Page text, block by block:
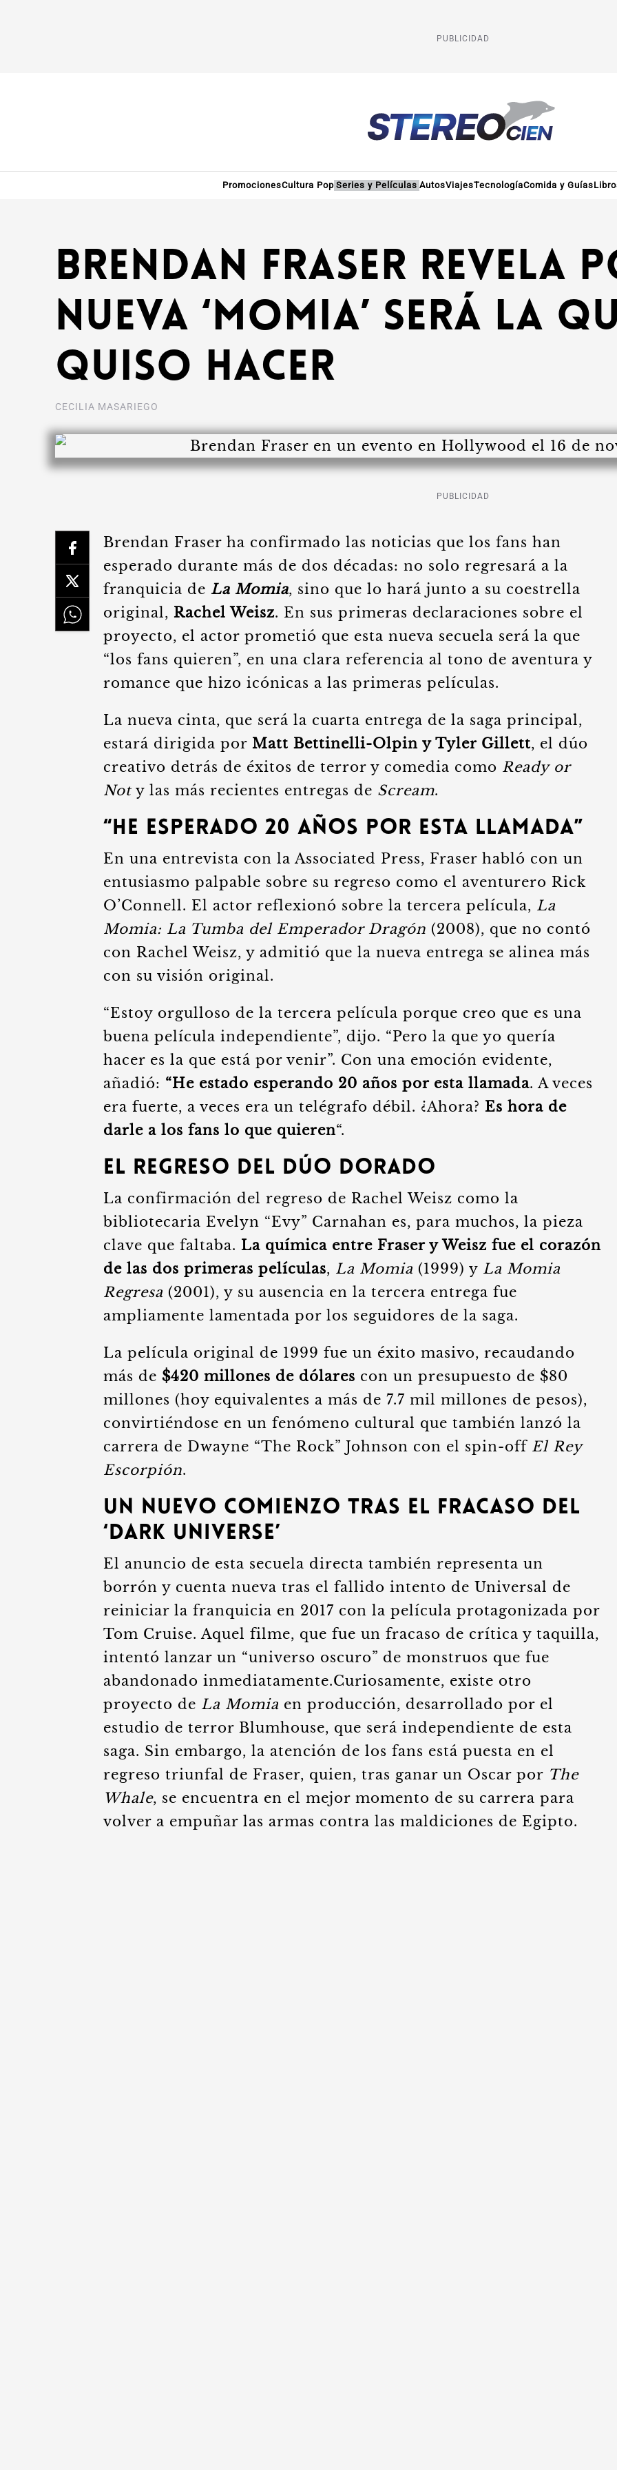
PUBLICIDAD
PromocionesCultura Pop Series y Películas AutosViajesTecnologíaComida y Guías
Brendan Fraser revela
nueva ‘Momia’ será la
quiso hacer
CECILIA MASARIEGO
PUBLICIDAD
Brendan Fraser ha confirmado las noticias que los fans han
esperado durante más de dos décadas: no solo regresará a la
franquicia de La Momia, sino que lo hará junto a su coestrella
original, Rachel Weisz. En sus primeras declaraciones sobre el
proyecto, el actor prometió que esta nueva secuela será la que
“los fans quieren”, en una clara referencia al tono de aventura y
romance que hizo icónicas a las primeras películas.
La nueva cinta, que será la cuarta entrega de la saga principal,
estará dirigida por Matt Bettinelli-Olpin y Tyler Gillett, el dúo
creativo detrás de éxitos de terror y comedia como Ready or
Not y las más recientes entregas de Scream.
“He Esperado 20 Años por esta Llamada”
En una entrevista con la Associated Press, Fraser habló con un
entusiasmo palpable sobre su regreso como el aventurero Rick
O’Connell. El actor reflexionó sobre la tercera película, La
Momia: La Tumba del Emperador Dragón (2008), que no contó
con Rachel Weisz, y admitió que la nueva entrega se alinea más
con su visión original.
“Estoy orgulloso de la tercera película porque creo que es una
buena película independiente”, dijo. “Pero la que yo quería
hacer es la que está por venir”. Con una emoción evidente,
añadió: “He estado esperando 20 años por esta llamada. A veces
era fuerte, a veces era un telégrafo débil. ¿Ahora? Es hora de
darle a los fans lo que quieren“.
El Regreso del Dúo Dorado
La confirmación del regreso de Rachel Weisz como la
bibliotecaria Evelyn “Evy” Carnahan es, para muchos, la pieza
clave que faltaba. La química entre Fraser y Weisz fue el corazón
de las dos primeras películas, La Momia (1999) y La Momia
Regresa (2001), y su ausencia en la tercera entrega fue
ampliamente lamentada por los seguidores de la saga.
La película original de 1999 fue un éxito masivo, recaudando
más de $420 millones de dólares con un presupuesto de $80
millones (hoy equivalentes a más de 7.7 mil millones de pesos),
convirtiéndose en un fenómeno cultural que también lanzó la
carrera de Dwayne “The Rock” Johnson con el spin-off El Rey
Escorpión.
Un Nuevo Comienzo Tras el Fracaso del
‘Dark Universe’
El anuncio de esta secuela directa también representa un
borrón y cuenta nueva tras el fallido intento de Universal de
reiniciar la franquicia en 2017 con la película protagonizada por
Tom Cruise. Aquel filme, que fue un fracaso de crítica y taquilla,
intentó lanzar un “universo oscuro” de monstruos que fue
abandonado inmediatamente.Curiosamente, existe otro
proyecto de La Momia en producción, desarrollado por el
estudio de terror Blumhouse, que será independiente de esta
saga. Sin embargo, la atención de los fans está puesta en el
regreso triunfal de Fraser, quien, tras ganar un Oscar por The
Whale, se encuentra en el mejor momento de su carrera para
volver a empuñar las armas contra las maldiciones de Egipto.